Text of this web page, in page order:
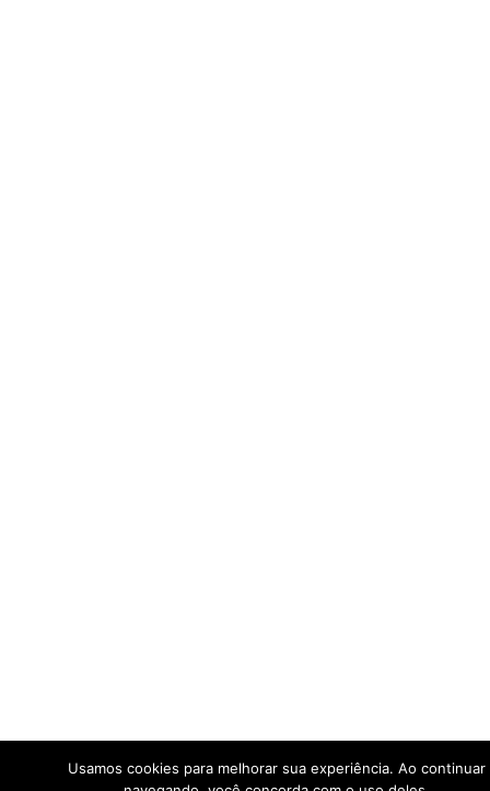
Usamos cookies para melhorar sua experiência. Ao continuar